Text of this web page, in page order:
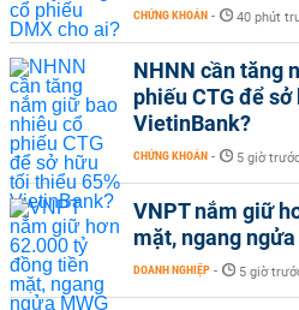
CHỨNG KHOÁN - 40 phút
NHNN cần tăng
phiếu CTG để
VietinBank?
CHỨNG KHOÁN - 5 giờ
VNPT nắm giữ
mặt, ngang ngửa
DOANH NGHIỆP - 5 giờ